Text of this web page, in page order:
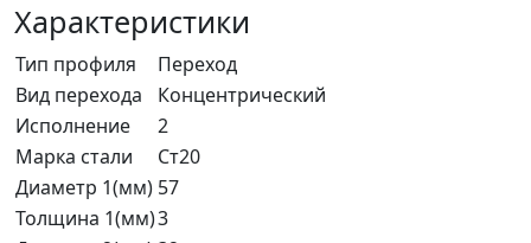
Характеристики
Тип профиля
Переход
Вид перехода
Концентрический
Исполнение
2
Марка стали
Ст20
Диаметр 1(мм) 57
Толщина 1(мм)3